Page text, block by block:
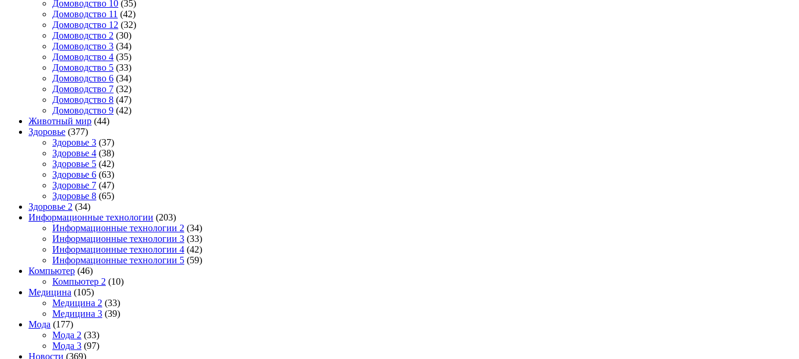
Домоводство 10 (35)
Домоводство 11 (42)
Домоводство 12 (32)
Домоводство 2 (30)
Домоводство 3 (34)
Домоводство 4 (35)
Домоводство 5 (33)
Домоводство 6 (34)
Домоводство 7 (32)
Домоводство 8 (47)
Домоводство 9 (42)
Животный мир (44)
Здоровье (377)
Здоровье 3 (37)
Здоровье 4 (38)
Здоровье 5 (42)
Здоровье 6 (63)
Здоровье 7 (47)
Здоровье 8 (65)
Здоровье 2 (34)
Информационные технологии (203)
Информационные технологии 2 (34)
Информационные технологии 3 (33)
Информационные технологии 4 (42)
Информационные технологии 5 (59)
Компьютер (46)
Компьютер 2 (10)
Медицина (105)
Медицина 2 (33)
Медицина 3 (39)
Мода (177)
Мода 2 (33)
Мода 3 (97)
Новости (369)